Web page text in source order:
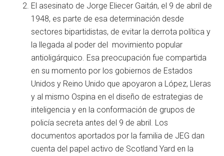
El asesinato de Jorge Eliecer Gaitán, el 9 de abril de
1948, es parte de esa determinación desde
sectores bipartidistas, de evitar la derrota política y
la llegada al poder del movimiento popular
antioligárquico. Esa preocupación fue compartida
en su momento por los gobiernos de Estados
Unidos y Reino Unido que apoyaron a López, Lleras
y al mismo Ospina en el diseño de estrategias de
inteligencia y en la conformación de grupos de
policía secreta antes del 9 de abril. Los
documentos aportados por la familia de JEG dan
cuenta del papel activo de Scotland Yard en la